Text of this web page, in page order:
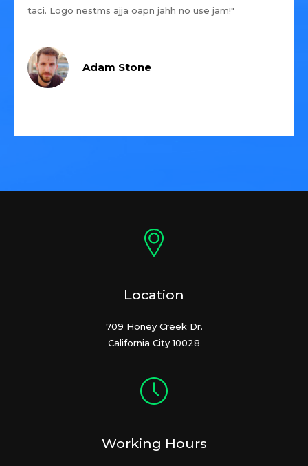
taci. Logo nestms ajja oapn jahh no use jam!"
Adam Stone
Location
709 Honey Creek Dr.
California City 10028
Working Hours